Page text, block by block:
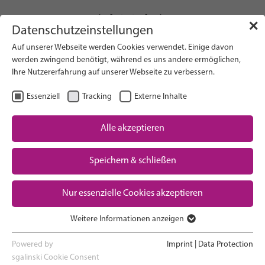
Downloads
Search on Website
Research
Advocacy & Policy
Maternal & Newborn Health
Network
✕
Datenschutzeinstellungen
Auf unserer Webseite werden Cookies verwendet. Einige davon
werden zwingend benötigt, während es uns andere ermöglichen,
Ihre Nutzererfahrung auf unserer Webseite zu verbessern.
Essenziell Tracking Externe Inhalte
Alle akzeptieren
Speichern & schließen
Nur essenzielle Cookies akzeptieren
Essenzielle Cookies werden für grundlegende Funktionen der
Webseite benötigt. Dadurch ist gewährleistet, dass die Webseite
Weitere Informationen anzeigen
Powered by
sgalinski Cookie Consent
Imprint Data Protection